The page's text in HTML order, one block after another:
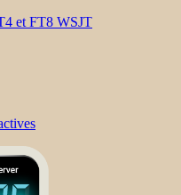
et FT8 WSJT